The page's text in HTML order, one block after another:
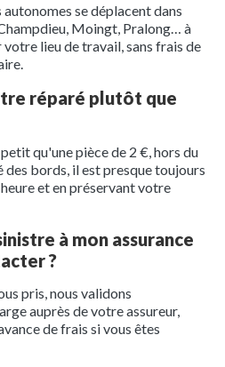
se déplacent dans
Moingt, Pralong… à
lieu de travail, sans frais de
réparé plutôt que
qu'une pièce de 2 €, hors du
des bords, il est presque toujours
et en préservant votre
à mon assurance
?
pris, nous validons
auprès de votre assureur,
de frais si vous êtes